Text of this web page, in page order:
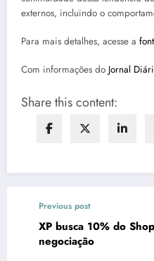
externos, incluindo o
Para mais detalhes, acesse a
Com informações do Jornal
Share this content:
Previous post
XP busca 10% do
negociação